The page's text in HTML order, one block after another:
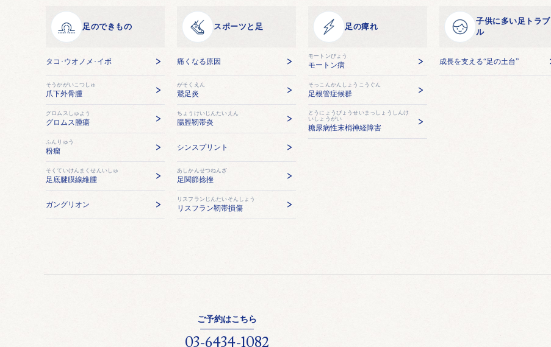
足のできもの
タコ･ウオノメ･イボ
そうかがいこつしゅ
爪下外骨腫
グロムスしゅよう
グロムス腫瘍
ふんりゅう
粉瘤
そくていけんまくせんいしゅ
足底腱膜線維腫
ガングリオン
スポーツと足
痛くなる原因
がそくえん
鵞足炎
ちょうけいじんたいえん
腸脛靭帯炎
シンスプリント
あしかんせつねんざ
足関節捻挫
リスフランじんたいそんしょう
リスフラン靭帯損傷
足の痺れ
モートンびょう
モートン病
そっこんかんしょうこうぐん
足根管症候群
とうにょうびょうせいまっしょうしんけ
いしょうがい
糖尿病性末梢神経障害
子供に多い足トラブ
ル
成長を支える“足の土台”
ご予約はこちら
03-6434-1082